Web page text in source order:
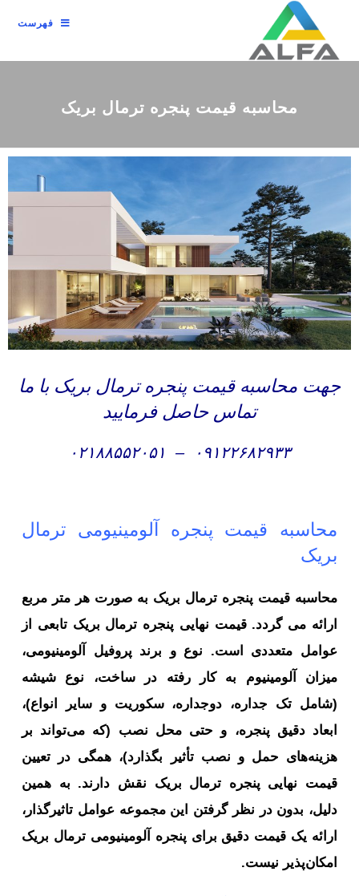
فهرست
محاسبه قیمت پنجره ترمال بریک
جهت محاسبه قیمت پنجره ترمال بریک با ما
تماس حاصل فرمایید
۰۹۱۲۲۶۸۲۹۳۳ – ۰۲۱۸۸۵۵۲۰۵۱
محاسبه قیمت پنجره آلومینیومی ترمال
بریک
محاسبه قیمت پنجره ترمال بریک به صورت هر متر مربع
ارائه می گردد. قیمت نهایی پنجره ترمال بریک تابعی از
عوامل متعددی است. نوع و برند پروفیل آلومینیومی،
میزان آلومینیوم به کار رفته در ساخت، نوع شیشه
(شامل تک جداره، دوجداره، سکوریت و سایر انواع)،
ابعاد دقیق پنجره، و حتی محل نصب (که می‌تواند بر
هزینه‌های حمل و نصب تأثیر بگذارد)، همگی در تعیین
قیمت نهایی پنجره ترمال بریک نقش دارند. به همین
دلیل، بدون در نظر گرفتن این مجموعه عوامل تاثیرگذار،
ارائه یک قیمت دقیق برای پنجره آلومینیومی ترمال بریک
امکان‌پذیر نیست.